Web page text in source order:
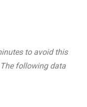
to avoid this
following data